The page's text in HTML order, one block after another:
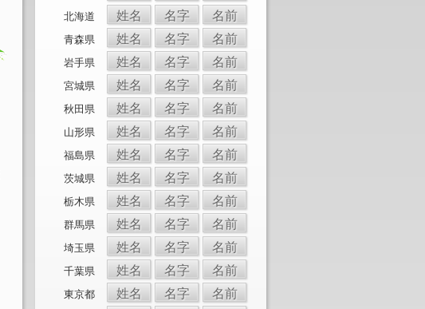
北海道 姓名 名字 名前
青森県 姓名 名字 名前
岩手県 姓名 名字 名前
宮城県 姓名 名字 名前
秋田県 姓名 名字 名前
山形県 姓名 名字 名前
福島県 姓名 名字 名前
茨城県 姓名 名字 名前
栃木県 姓名 名字 名前
群馬県 姓名 名字 名前
埼玉県 姓名 名字 名前
千葉県 姓名 名字 名前
東京都 姓名 名字 名前